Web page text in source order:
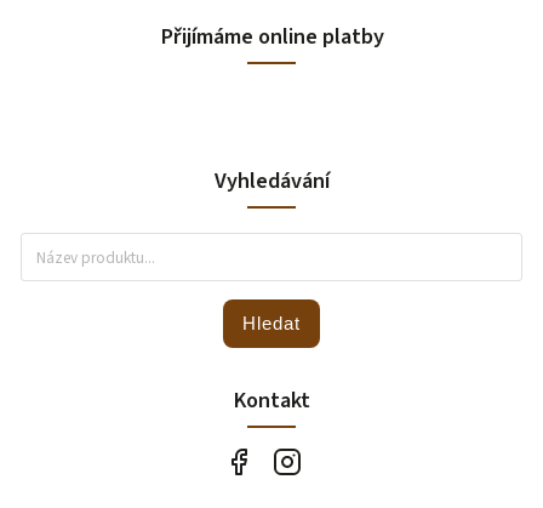
Přijímáme online platby
Vyhledávání
Hledat
Kontakt